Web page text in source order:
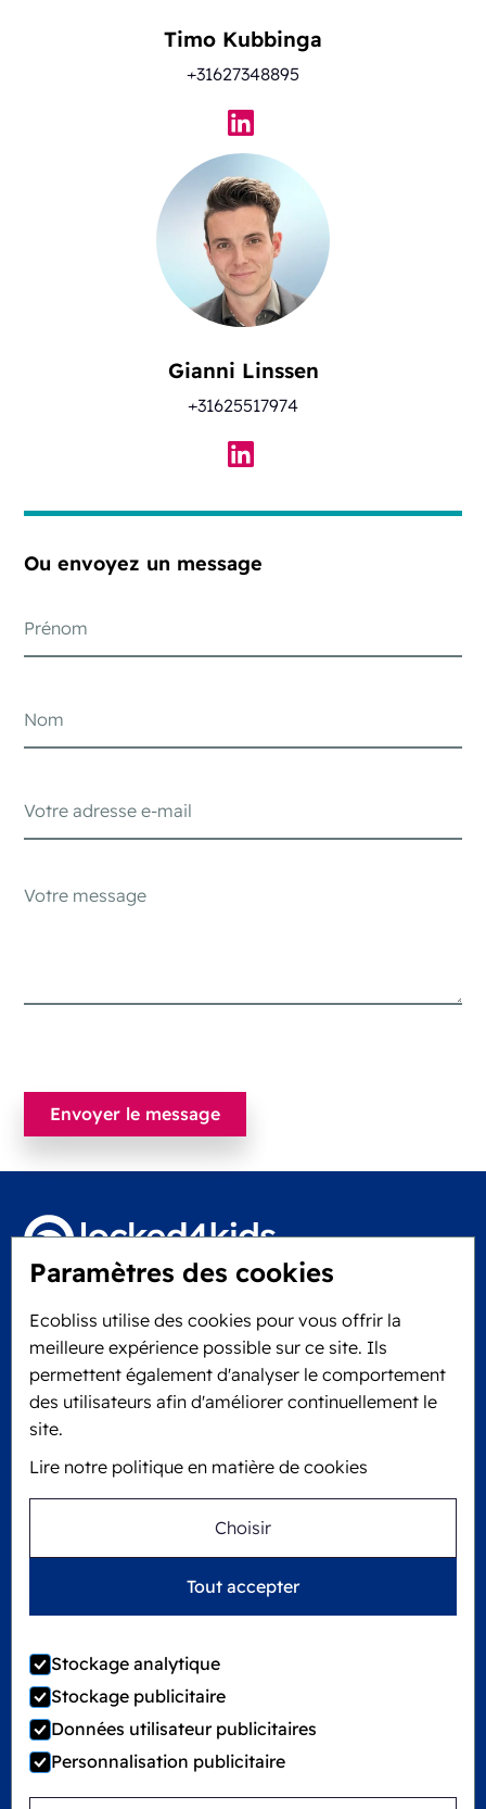
Paramètres des cookies
Ecobliss utilise des cookies pour vous offrir la
meilleure expérience possible sur ce site. Ils
permettent également d'analyser le comportement
des utilisateurs afin d'améliorer continuellement le
site.
Lire notre politique en matière de cookies
Choisir
Tout accepter
Stockage analytique
Stockage publicitaire
Données utilisateur publicitaires
Personnalisation publicitaire
Timo Kubbinga
+31627348895
Gianni Linssen
+31625517974
Ou envoyez un message
Edisonweg 11
6101 XJ Echt, Pays-Bas
KVK: 60610182
+31 475 390 550
Ecobliss est certifié FSC® sous le numéro de
©2026 Ecobliss Group
Locked4Kids fait partie de